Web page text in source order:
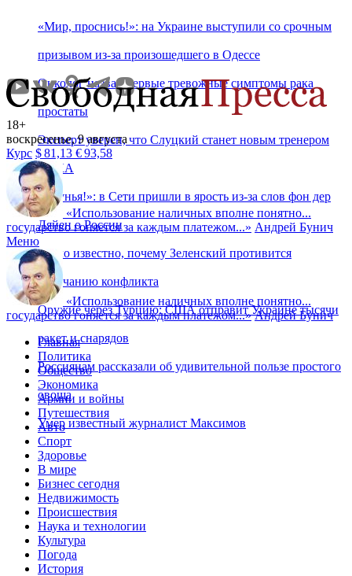
«Мир, проснись!»: на Украине выступили со срочным
призывом из-за произошедшего в Одессе
Онколог назвал первые тревожные симптомы рака
простаты
Эксперт уверен, что Слуцкий станет новым тренером
ЦСКА
«Лгунья!»: в Сети пришли в ярость из-за слов фон дер
Ляйен о России
Стало известно, почему Зеленский противится
окончанию конфликта
Оружие через Турцию: США отправит Украине тысячи
ракет и снарядов
Россиянам рассказали об удивительной пользе простого
овоща
Умер известный журналист Максимов
18+
воскресенье, 9 августа
Курс $81,13 €93,58
«Использование наличных вполне понятно...
государство гоняется за каждым платежом...» Андрей Бунич
Меню
«Использование наличных вполне понятно...
государство гоняется за каждым платежом...» Андрей Бунич
Главная
Политика
Общество
Экономика
Армии и войны
Путешествия
Авто
Спорт
Здоровье
В мире
Бизнес сегодня
Недвижимость
Происшествия
Наука и технологии
Культура
Погода
История